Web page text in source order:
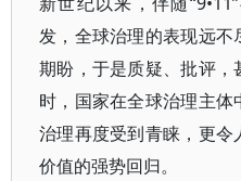
发，全球治理的表现远
期盼，于是质疑、批评
时，国家在全球治理主
治理再度受到青睐，更令
价值的强势回归。